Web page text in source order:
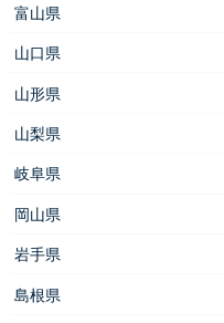
富山県
山口県
山形県
山梨県
岐阜県
岡山県
岩手県
島根県